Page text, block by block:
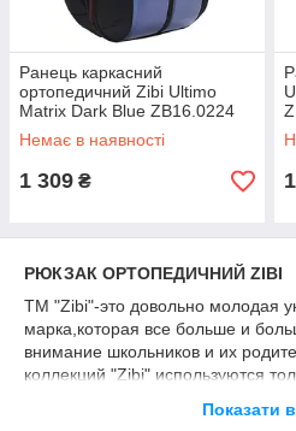
Ранець каркасний
ортопедичний Zibi Ultimo
Matrix Dark Blue ZB16.0224
MD ж
Немає в наявності
1 309 ₴
РЮКЗАК ОРТОПЕДИЧНИЙ ZIBI
ТМ "Zibi"-это довольно молодая
марка,которая все больше и
внимание школьников и их
коллекций "Zibi" используются
требования к ортопедическим
Показати